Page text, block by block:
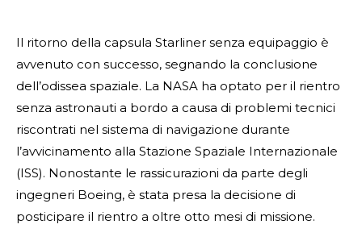
Il ritorno della capsula Starliner senza equipaggio è
avvenuto con successo, segnando la conclusione
dell’odissea spaziale. La NASA ha optato per il rientro
senza astronauti a bordo a causa di problemi tecnici
riscontrati nel sistema di navigazione durante
l’avvicinamento alla Stazione Spaziale Internazionale
(ISS). Nonostante le rassicurazioni da parte degli
ingegneri Boeing, è stata presa la decisione di
posticipare il rientro a oltre otto mesi di missione.